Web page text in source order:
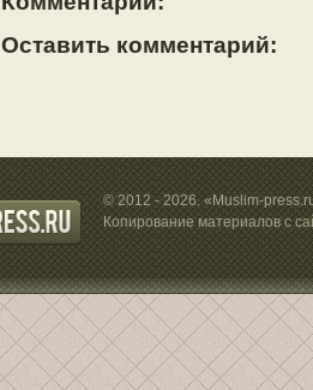
Оставить комментарий:
© 2012 - 2026. «Muslim-
Копирование материалов с